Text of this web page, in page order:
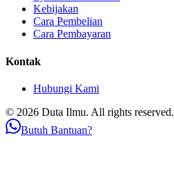
Kebijakan
Cara Pembelian
Cara Pembayaran
Kontak
Hubungi Kami
© 2026 Duta Ilmu. All rights reserved.
Butuh Bantuan?